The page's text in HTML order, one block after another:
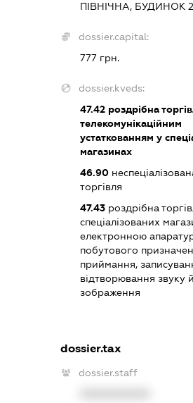
ПІВНІЧНА, БУДИНОК
dossier.capital:
777 грн.
dossier.kveds:
47.42 роздрібна
телекомунікаційним
устаткованням у
магазинах
46.90
торгівля
47.43 роздрібна
спеціалізованих
електронною
побутового
приймання,
відтворювання звуку й
зображення
dossier.tax
dossier.staff